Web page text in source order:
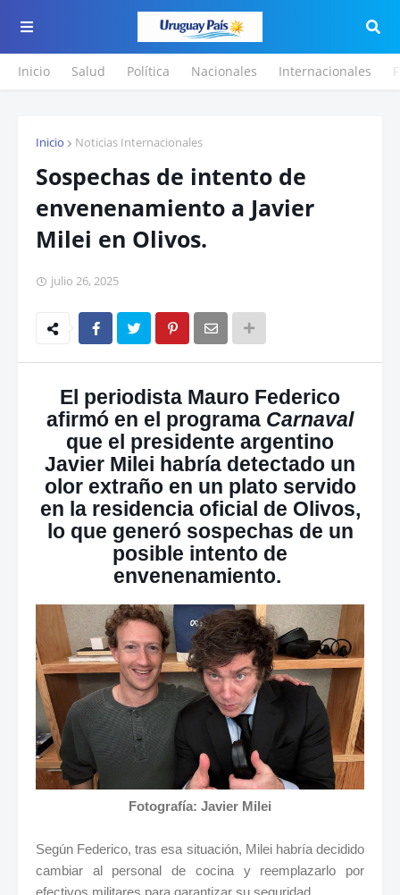
Inicio Salud Política Nacionales Internacionales
Inicio Noticias Internacionales
Sospechas de intento de
envenenamiento a Javier
Milei en Olivos.
julio 26, 2025
El periodista Mauro Federico
afirmó en el programa Carnaval
que el presidente argentino
Javier Milei habría detectado un
olor extraño en un plato servido
en la residencia oficial de Olivos,
lo que generó sospechas de un
posible intento de
envenenamiento.
Fotografía: Javier Milei
Según Federico, tras esa situación, Milei habría decidido
cambiar al personal de cocina y reemplazarlo por
efectivos militares para garantizar su seguridad.